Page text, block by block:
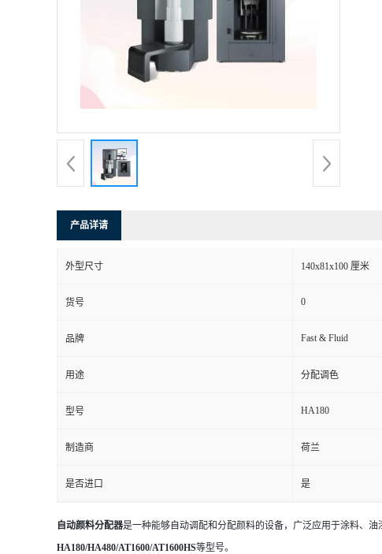
产品详请
外型尺寸 140x81x100 厘米
货号 0
品牌 Fast & Fluid
用途 分配调色
型号 HA180
制造商 荷兰
是否进口 是
自动颜料分配器是一种能够自动调配和分配颜料的设备，广泛应用于涂料、
HA180/HA480/AT1600/AT1600HS等型号。